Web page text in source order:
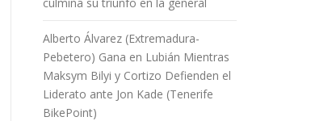
Alberto Álvarez (Extremadura-
Pebetero) Gana en Lubián Mientras
Maksym Bilyi y Cortizo Defienden el
Liderato ante Jon Kade (Tenerife
BikePoint)